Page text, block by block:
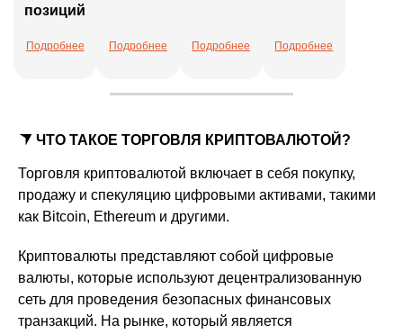
позиций
Подробнее Подробнее Подробнее Подробнее
ЧТО ТАКОЕ ТОРГОВЛЯ КРИПТОВАЛЮТОЙ?
Торговля криптовалютой включает в себя покупку,
продажу и спекуляцию цифровыми активами, такими
как Bitcoin, Ethereum и другими.
Криптовалюты представляют собой цифровые
валюты, которые используют децентрализованную
сеть для проведения безопасных финансовых
транзакций. На рынке, который является